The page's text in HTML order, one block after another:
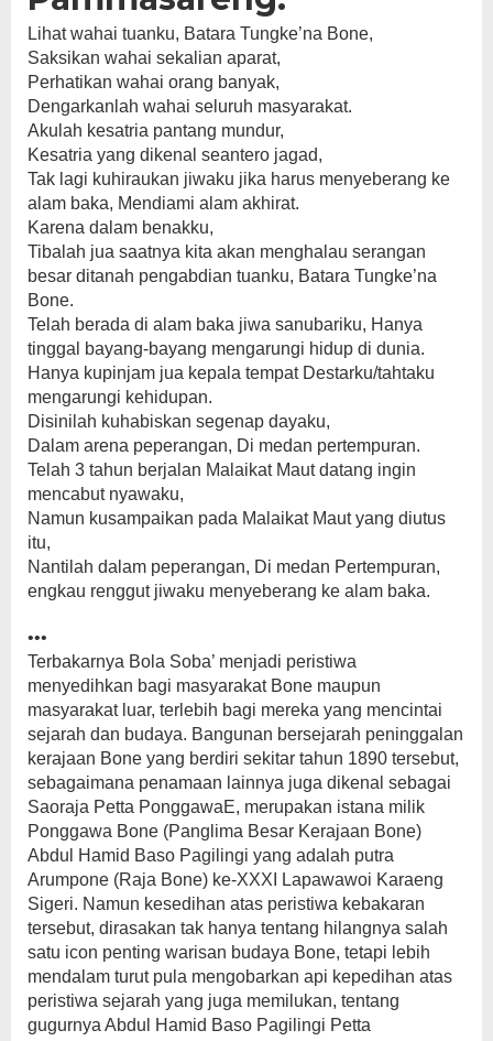
Lihat wahai tuanku, Batara Tungke’na Bone,
Saksikan wahai sekalian aparat,
Perhatikan wahai orang banyak,
Dengarkanlah wahai seluruh masyarakat.
Akulah kesatria pantang mundur,
Kesatria yang dikenal seantero jagad,
Tak lagi kuhiraukan jiwaku jika harus menyeberang ke
alam baka, Mendiami alam akhirat.
Karena dalam benakku,
Tibalah jua saatnya kita akan menghalau serangan
besar ditanah pengabdian tuanku, Batara Tungke’na
Bone.
Telah berada di alam baka jiwa sanubariku, Hanya
tinggal bayang-bayang mengarungi hidup di dunia.
Hanya kupinjam jua kepala tempat Destarku/tahtaku
mengarungi kehidupan.
Disinilah kuhabiskan segenap dayaku,
Dalam arena peperangan, Di medan pertempuran.
Telah 3 tahun berjalan Malaikat Maut datang ingin
mencabut nyawaku,
Namun kusampaikan pada Malaikat Maut yang diutus
itu,
Nantilah dalam peperangan, Di medan Pertempuran,
engkau renggut jiwaku menyeberang ke alam baka.
•••
Terbakarnya Bola Soba’ menjadi peristiwa
menyedihkan bagi masyarakat Bone maupun
masyarakat luar, terlebih bagi mereka yang mencintai
sejarah dan budaya. Bangunan bersejarah peninggalan
kerajaan Bone yang berdiri sekitar tahun 1890 tersebut,
sebagaimana penamaan lainnya juga dikenal sebagai
Saoraja Petta PonggawaE, merupakan istana milik
Ponggawa Bone (Panglima Besar Kerajaan Bone)
Abdul Hamid Baso Pagilingi yang adalah putra
Arumpone (Raja Bone) ke-XXXI Lapawawoi Karaeng
Sigeri. Namun kesedihan atas peristiwa kebakaran
tersebut, dirasakan tak hanya tentang hilangnya salah
satu icon penting warisan budaya Bone, tetapi lebih
mendalam turut pula mengobarkan api kepedihan atas
peristiwa sejarah yang juga memilukan, tentang
gugurnya Abdul Hamid Baso Pagilingi Petta